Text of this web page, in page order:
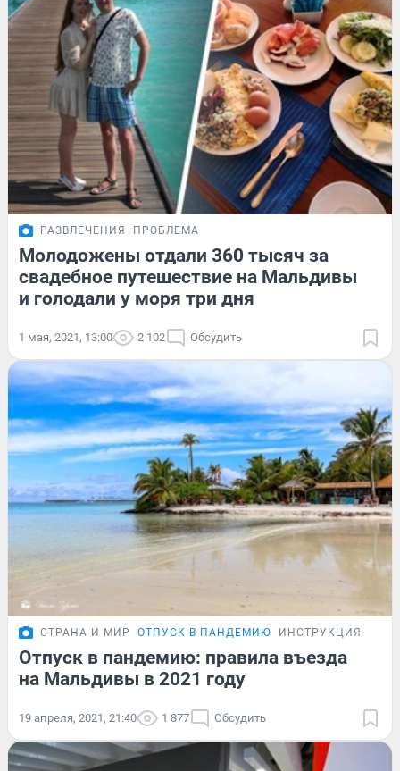
РАЗВЛЕЧЕНИЯ ПРОБЛЕМА
Молодожены отдали 360 тысяч за
свадебное путешествие на Мальдивы
и голодали у моря три дня
1 мая, 2021, 13:00 2 102 Обсудить
СТРАНА И МИР ОТПУСК В ПАНДЕМИЮ ИНСТРУКЦИЯ
Отпуск в пандемию: правила въезда
на Мальдивы в 2021 году
19 апреля, 2021, 21:40 1 877 Обсудить